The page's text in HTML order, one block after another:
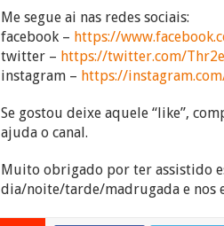
Me segue ai nas redes sociais:
facebook – https://
twitter – https://twitter.com/Thr2e
instagram – https://
Se gostou deixe aquele “like”,
ajuda o canal.
Muito obrigado por ter assistido
dia/noite/tarde/madrugada e nos